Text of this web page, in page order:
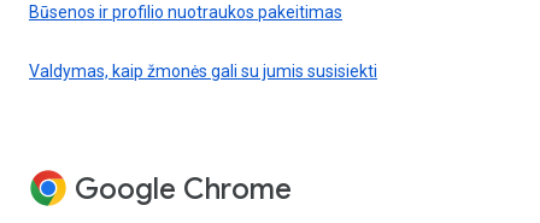
Būsenos ir profilio nuotraukos pakeitimas
Valdymas, kaip žmonės gali su jumis susisiekti
Google Chrome